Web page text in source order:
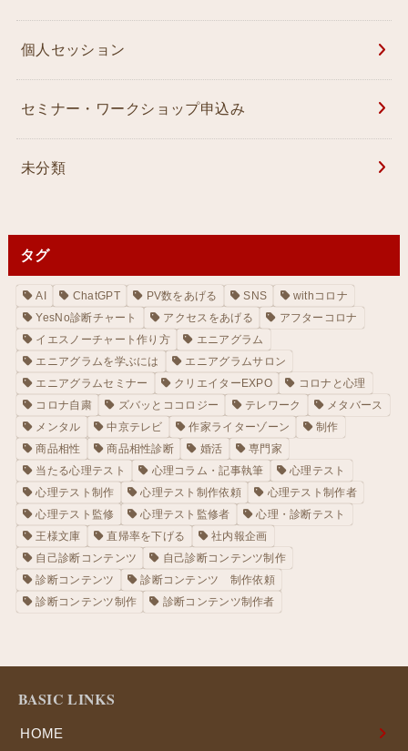
個人セッション
セミナー・ワークショップ申込み
未分類
タグ
AI ChatGPT PV数をあげる SNS
withコロナ
YesNo診断チャート
アクセスをあげる
アフターコロナ
イエスノーチャート作り方
エニアグラム
エニアグラムを学ぶには
エニアグラムサロン
エニアグラムセミナー
クリエイターEXPO
コロナと心理
コロナ自粛
ズバッとココロジー テレワーク
メタバース
メンタル
中京テレビ 作家ライターゾーン
制作
商品相性
商品相性診断 婚活
専門家
当たる心理テスト
心理コラム・記事執筆
心理テスト
心理テスト制作
心理テスト制作依頼
心理テスト制作者
心理テスト監修
心理テスト監修者
心理・診断テスト
王様文庫
直帰率を下げる
社内報企画
自己診断コンテンツ
自己診断コンテンツ制作
診断コンテンツ
診断コンテンツ 制作依頼
診断コンテンツ制作
診断コンテンツ制作者
BASIC LINKS
HOME